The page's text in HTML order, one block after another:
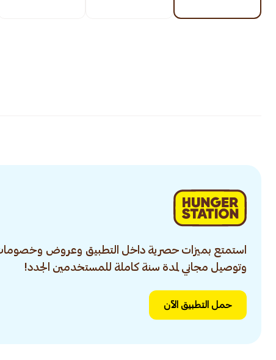
استمتع بميزات حصرية داخل التطبيق وعروض
وتوصيل مجاني لمدة سنة كاملة للمستخدمين الجدد!
حمل التطبيق الآن